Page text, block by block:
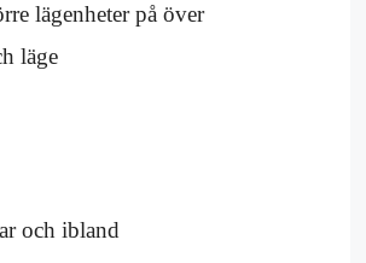
lägenheter på över
läge
och ibland